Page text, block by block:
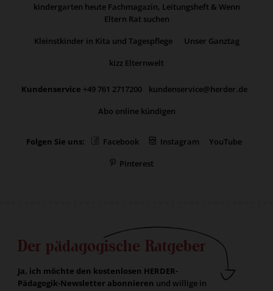
kindergarten heute Fachmagazin, Leitungsheft & Wenn
Eltern Rat suchen
Kleinstkinder in Kita und Tagespflege
Unser Ganztag
kizz Elternwelt
Kundenservice +49 761 2717200
kundenservice@herder.de
Abo online kündigen
Folgen Sie uns: Facebook Instagram
YouTube
Pinterest
Der pädagogische Ratgeber
Ja, ich möchte den kostenlosen HERDER-
Pädagogik-Newsletter abonnieren und willige in